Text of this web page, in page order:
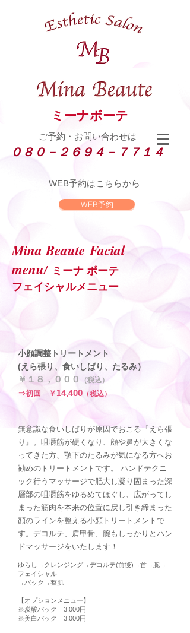
ミーナボーテ
ご予約・お問い合わせは
０８０－２６９４－７７１４
WEB予約
WEB予約はこちらから
Mina Beaute Facial
menu/ ミーナ ボーテ
フェイシャルメニュー
小顔調整トリートメント
(えら張り、食いしばり、たるみ）
￥１８，０００ （税込）
⇒初回 ￥ 14,400 （税込）
無意識な食いしばりが原因でおこる『えら張
り』。咀嚼筋が硬くなり、顔や鼻が大きくな
ってきた方、顎下のたるみが気になる方へお
勧めのトリートメントです。 ハンドテクニ
ック行うマッサージで肥大し凝り固まった深
層部の咀嚼筋をゆるめてほぐし、広がってし
まった筋肉を本来の位置に戻し引き締まった
顔のラインを整える小顔トリートメントで
す。デコルテ、肩甲骨、腕もしっかりとハン
ドマッサージをいたします！​
ゆらし→クレンジング→デコルテ(前後) →首→腕→
フェイシャル
→パック→整肌
【オプションメニュー】
※炭酸パック 3,000円
※美白パック 3,000円